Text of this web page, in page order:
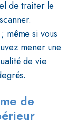
de traiter le
même si vous
mener une
de vie
de